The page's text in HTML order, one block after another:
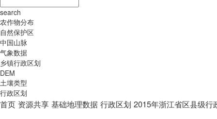
search
农作物分布
自然保护区
中国山脉
气象数据
乡镇行政区划
DEM
土壤类型
行政区划
首页 资源共享 基础地理数据 行政区划 2015年浙江省区县级行